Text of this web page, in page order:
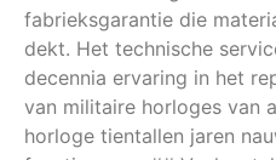
fabrieksgarantie die
dekt. Het technische
decennia ervaring in het
van militaire horloges van
horloge tientallen jaren